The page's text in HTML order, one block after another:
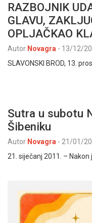
RAZBOJNIK
GLAVU,
OPLJAČKAO
Autor Novagra - 13/12/
SLAVONSKI BROD, 13.
Sutra u subotu
Šibeniku
Autor Novagra - 21/01/
21. siječanj 2011. –